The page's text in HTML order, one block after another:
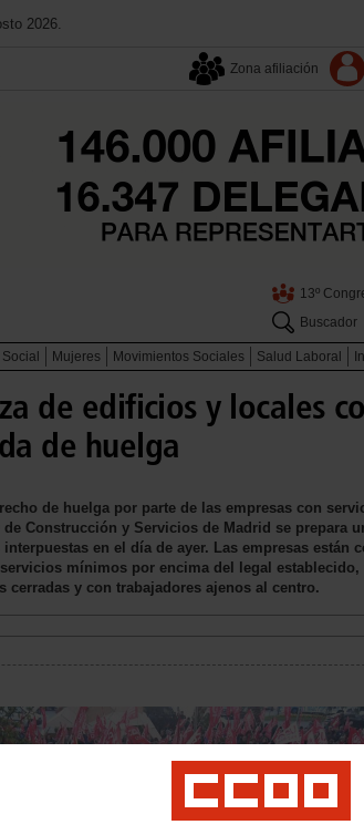
2026.
Zona afiliación
13º
Buscador
Mujeres Movimientos Sociales Salud Laboral
de edificios y locales
de huelga
de huelga por parte de las empresas con
Construcción y Servicios de Madrid se prepara
en el día de ayer. Las empresas
mínimos por encima del legal
y con trabajadores ajenos al centro.